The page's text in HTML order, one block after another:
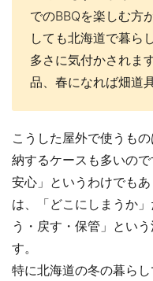
でのBBQを楽しむ方
しても北海道で暮ら
多さに気付かされま
品、春になれば畑道
こうした屋外で使うも
納するケースも多いの
安心」というわけでも
は、「どこにしまうか
う・戻す・保管」とい
す。
特に北海道の冬の暮ら